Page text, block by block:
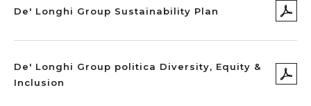
De' Longhi Group Sustainability Plan
De' Longhi Group politica Diversity, Equity &
Inclusion